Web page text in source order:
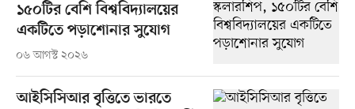
১৫০টির বেশি বিশ্ববিদ্যালয়ের
একটিতে পড়াশোনার সুযোগ
০৬ আগস্ট ২০২৬
আইসিসিআর বৃত্তিতে ভারতে